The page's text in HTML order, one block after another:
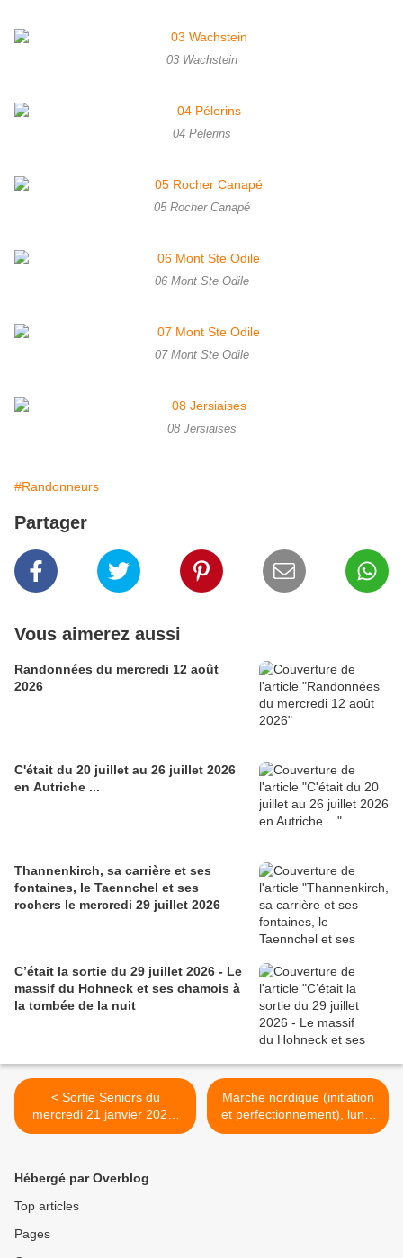
03 Wachstein
04 Pélerins
05 Rocher Canapé
06 Mont Ste Odile
07 Mont Ste Odile
08 Jersiaises
#Randonneurs
Partager
Vous aimerez aussi
Randonnées du mercredi 12 août
2026
C'était du 20 juillet au 26 juillet 2026
en Autriche ...
Thannenkirch, sa carrière et ses
fontaines, le Taennchel et ses
rochers le mercredi 29 juillet 2026
C’était la sortie du 29 juillet 2026 - Le
massif du Hohneck et ses chamois à
la tombée de la nuit
< Sortie Seniors du
mercredi 21 janvier 2026,
Westhalten, la Vallée Noble.
Marche nordique (initiation
et perfectionnement), lundi
2 février 2026 >
Hébergé par Overblog
Top articles
Pages